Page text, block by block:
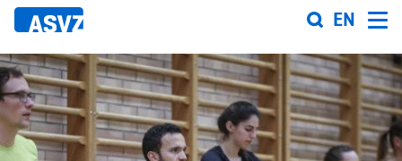
Direkt
zum
EN
Sportfahrplan